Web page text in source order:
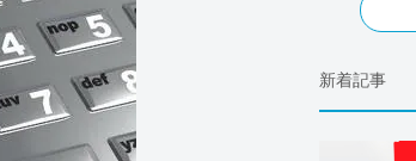
新着記事